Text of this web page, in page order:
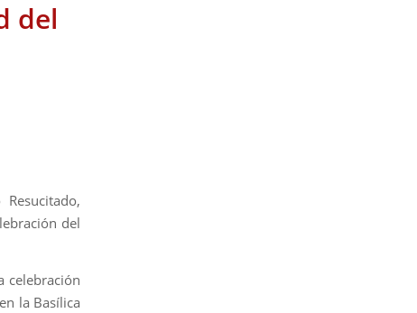
del
del
celebración
la Basílica